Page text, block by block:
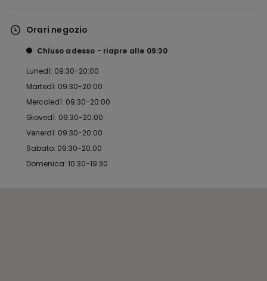
Orari negozio
Chiuso adesso riapre alle 09:30
Lunedì: 09:30-20:00
Martedì: 09:30-20:00
Mercoledì: 09:30-20:00
Giovedì: 09:30-20:00
Venerdì: 09:30-20:00
Sabato: 09:30-20:00
Domenica: 10:30-19:30